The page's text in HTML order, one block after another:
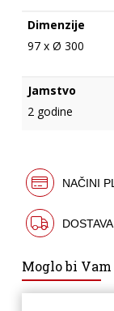
Dimenzije
97 x Ø 300
Jamstvo
2 godine
NAČINI
Moglo bi